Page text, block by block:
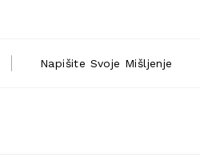
Napišite Svoje Mišljenje